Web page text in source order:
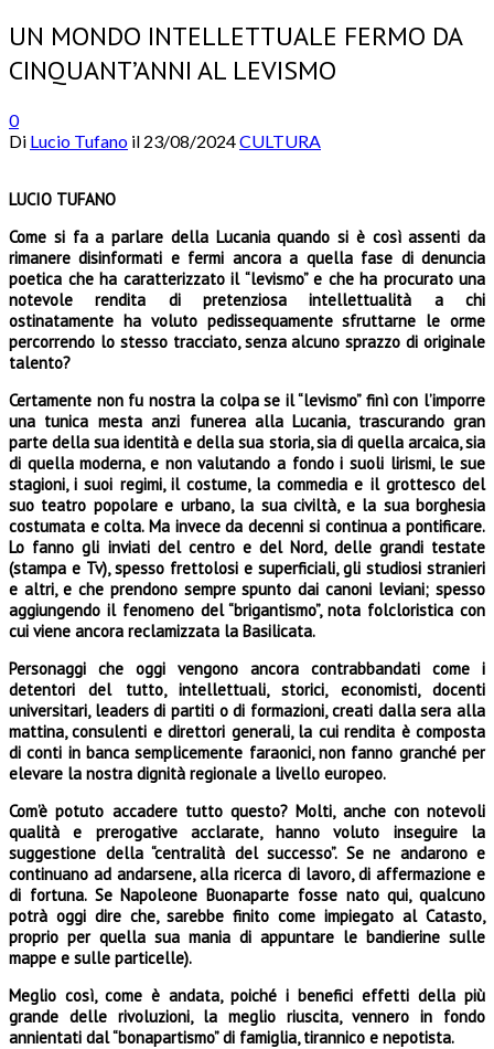
UN MONDO INTELLETTUALE FERMO DA
CINQUANT’ANNI AL LEVISMO
0
Di Lucio Tufano il 23/08/2024CULTURA
LUCIO TUFANO
Come si fa a parlare della Lucania quando si è così assenti da
rimanere disinformati e fermi ancora a quella fase di denuncia
poetica che ha caratterizzato il “levismo” e che ha procurato una
notevole rendita di pretenziosa intellettualità a chi
ostinatamente ha voluto pedissequamente sfrut­tarne le orme
percorrendo lo stesso tracciato, senza alcuno sprazzo di originale
talento?
Certamente non fu nostra la colpa se il “levismo” finì con l’imporre
una tunica mesta anzi funerea alla Lucania, trascurando gran
parte della sua identità e della sua storia, sia di quella arcaica, sia
di quella moderna, e non valutando a fondo i suoli lirismi, le sue
stagioni, i suoi regimi, il costume, la commedia e il grottesco del
suo teatro popolare e urbano, la sua civiltà, e la sua borghesia
costumata e colta. Ma invece da decenni si continua a pontificare.
Lo fanno gli inviati del centro e del Nord, delle grandi testate
(stampa e Tv), spesso frettolosi e superficiali, gli studiosi stranieri
e altri, e che prendono sempre spunto dai canoni leviani; spesso
aggiungendo il fenomeno del “brigantismo”, nota folcloristica con
cui viene ancora reclamizzata la Basilicata.
Personaggi che oggi vengono ancora contrabbandati come i
detentori del tutto, intel­lettuali, storici, economisti, docenti
universitari, leaders di partiti o di formazioni, creati dalla sera alla
mattina, consulenti e direttori generali, la cui rendita è composta
di conti in banca semplice­mente faraonici, non fanno granché per
elevare la nostra dignità regionale a livello europeo.
Com’è potuto accadere tutto questo? Molti, anche con notevoli
qualità e prerogative acclara­te, hanno voluto inseguire la
suggestione della “centralità del successo”. Se ne andarono e
continua­no ad andarsene, alla ricerca di lavoro, di affermazione e
di fortuna. Se Napoleone Buonaparte fosse nato qui, qualcuno
potrà oggi dire che, sarebbe finito come impiegato al Catasto,
proprio per quella sua mania di appuntare le bandierine sulle
mappe e sulle particelle).
Meglio così, come è andata, poiché i benefici effetti della più
grande delle rivoluzioni, la meglio riuscita, vennero in fondo
annientati dal “bonapartismo” di famiglia, tirannico e nepotista.